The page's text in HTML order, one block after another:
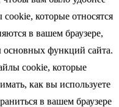
которые относятся
в вашем браузере,
основных функций сайта.
cookie, которые
как вы используете
в вашем браузере